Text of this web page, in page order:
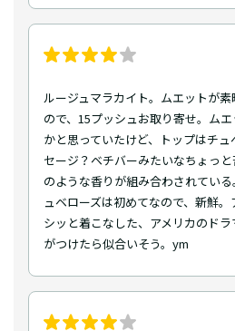
ルージュマラカイト。ムエットが
ので、15プッシュお取り寄せ。ム
かと思っていたけど、トップはチ
セージ？ベチバーみたいなちょっ
のような香りが組み合わされてい
ュベローズは初めてなので、新鮮
シッと着こなした、アメリカのド
がつけたら似合いそう。ym